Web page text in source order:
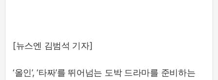
[뉴스엔 김범석 기자]
‘올인’, ‘타짜’를 뛰어넘는 도박 드라마를 준비하는